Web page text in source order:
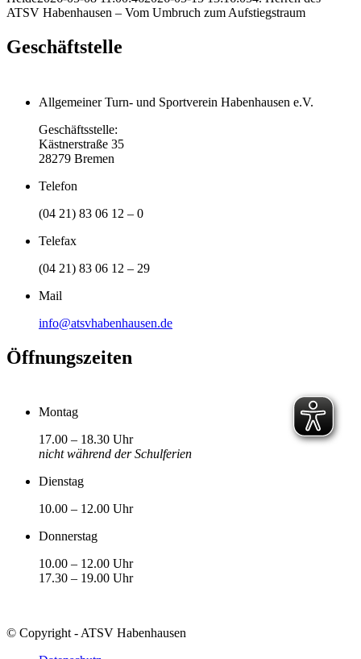
ATSV Habenhausen – Vom Umbruch zum Aufstiegstraum
Geschäftstelle
Allgemeiner Turn- und Sportverein Habenhausen e.V.
Geschäftsstelle:
Kästnerstraße 35
28279 Bremen
Telefon
(04 21) 83 06 12 – 0
Telefax
(04 21) 83 06 12 – 29
Mail
info@atsvhabenhausen.de
Öffnungszeiten
Montag
17.00 – 18.30 Uhr
nicht während der Schulferien
Dienstag
10.00 – 12.00 Uhr
Donnerstag
10.00 – 12.00 Uhr
17.30 – 19.00 Uhr
© Copyright - ATSV Habenhausen